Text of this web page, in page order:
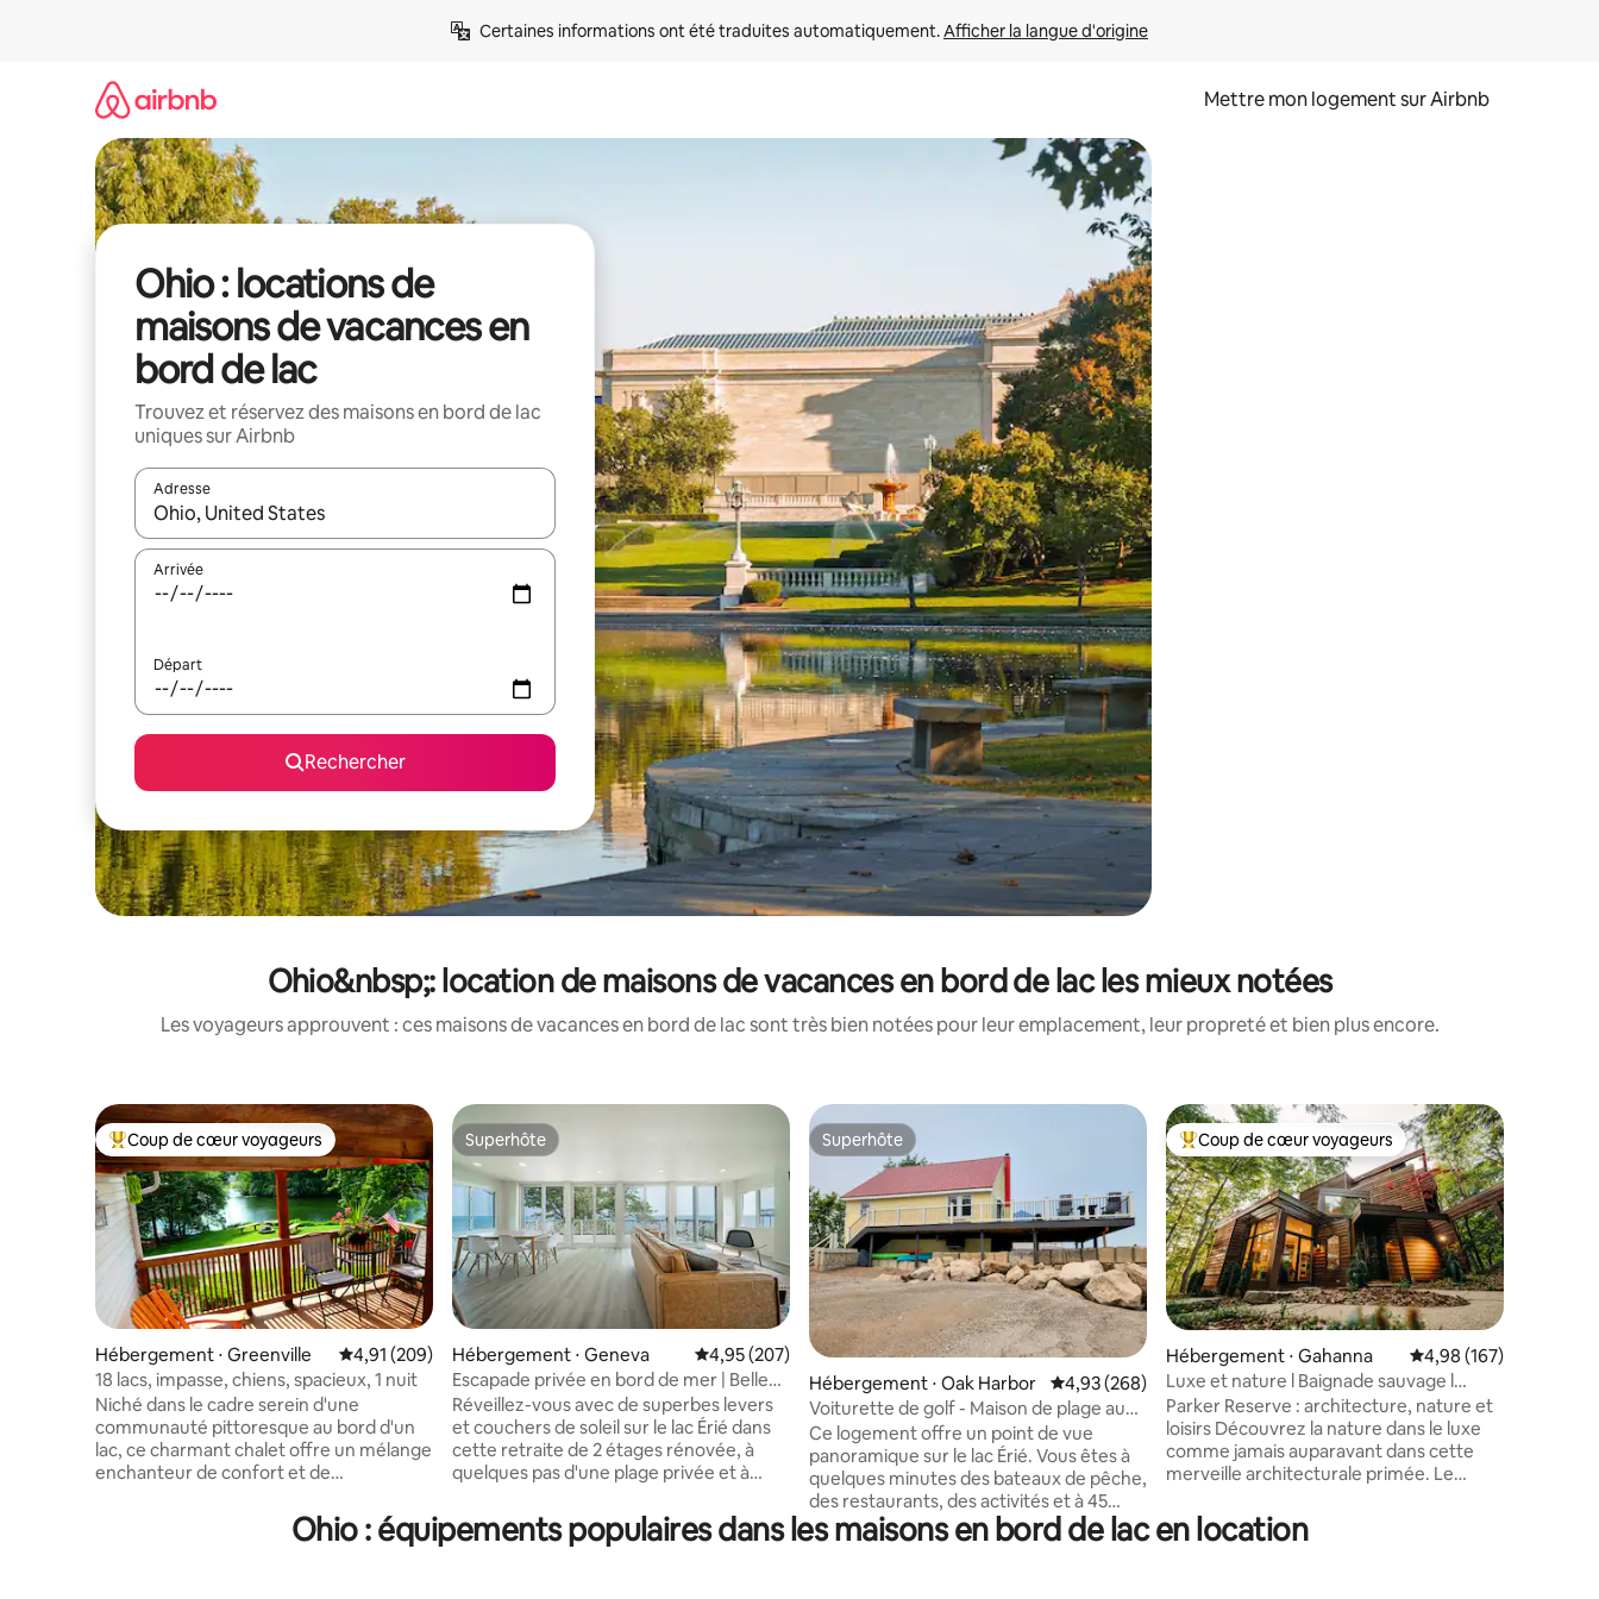
Certaines informations ont été traduites automatiquement. Afficher la langue d'origine
Mettre mon logement sur Airbnb
Ohio : locations de
maisons de vacances en
bord de lac
Trouvez et réservez des maisons en bord de lac
uniques sur Airbnb
Adresse
Lorsque les résultats s'affichent, utilisez les flèches vers le haut et vers le bas pour les parcourir ou en appuyant et en faisant glisser.
Arrivée
Départ
Rechercher
Ohio&nbsp;: location de maisons de vacances en bord de lac les mieux notées
Les voyageurs approuvent : ces maisons de vacances en bord de lac sont très bien notées pour leur emplacement, leur propreté et bien plus encore.
Coups de cœur voyageurs les plus appréciés
Coup de cœur voyageurs
Hébergement ⋅ Greenville Évaluation moyenne sur la base de 209 commentaires : 4,91 sur 5
4,91 (209)
18 lacs, impasse, chiens, spacieux, 1 nuit
Niché dans le cadre serein d'une
communauté pittoresque au bord d'un
lac, ce charmant chalet offre un mélange
enchanteur de confort et de
de bains, d'un séjour spacieux et d'une
grande cuisine. À l'extérieur, vous
Superhôte
Superhôte
Hébergement ⋅ Geneva Évaluation moyenne sur la base de 207 commentaires : 4,95 sur 5
4,95 (207)
Escapade privée en bord de mer | Belle
maison au bord d'un lac
Réveillez-vous avec de superbes levers
et couchers de soleil sur le lac Érié dans
cette retraite de 2 étages rénovée, à
quelques pas d'une plage privée et à
Geneva-on-the-Lake. À l'intérieur,
profitez d'un décor éclectique, d'un
Superhôte
Superhôte
Hébergement ⋅ Oak Harbor Évaluation moyenne sur la base de 268 commentaires : 4,93 sur 5
4,93 (268)
Voiturette de golf - Maison de plage au
bord du lac Érié
Ce logement offre un point de vue
panoramique sur le lac Érié. Vous êtes à
quelques minutes des bateaux de pêche,
des restaurants, des activités et à 45
minutes de Cedar Point, à 15 minutes en
voiture du ferry pour Put-inBay. 2
Coups de cœur voyageurs les plus appréciés
Coup de cœur voyageurs
Hébergement ⋅ Gahanna Évaluation moyenne
4,98 (167)
Luxe et nature l Baignade sauvage l
Jacuzzi l Sentiers
Parker Reserve : architecture, nature et
loisirs Découvrez la nature dans le luxe
comme jamais auparavant dans cette
merveille architecturale primée. Le
2023 pour apporter un luxe moderne
tout en rendant hommage à une époque
Ohio : équipements populaires dans les maisons en bord de lac en location